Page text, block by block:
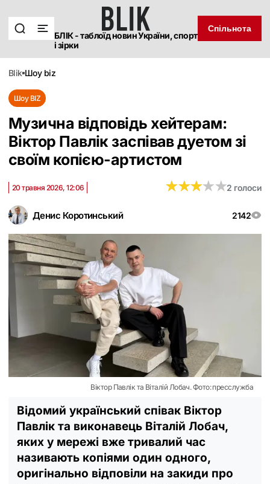
БЛІК - таблоїд новин України, спорт
і зірки
Спільнота
blik шоу biz
Шоу BIZ
Музична відповідь хейтерам:
Віктор Павлік заспівав дуетом зі
своїм копією-артистом
Денис Коротинський 2142
20 травня 2026, 12:06 ★★★★★
★★★★★2 голоси
Віктор Павлік та Віталій Лобач. Фото: пресслужба
Відомий український співак Віктор
Павлік та виконавець Віталій Лобач,
яких у мережі вже тривалий час
називають копіями один одного,
оригінально відповіли на закиди про